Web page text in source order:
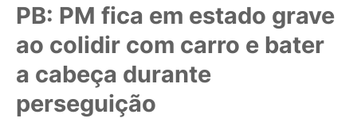
PB: PM fica em estado grave
ao colidir com carro e bater
a cabeça durante
perseguição